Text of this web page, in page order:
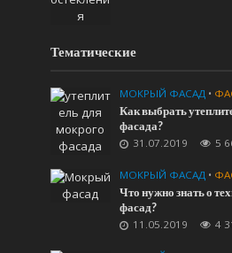
Тематические
МОКРЫЙ ФАСАД •
Как выбрать
фасада?
31.07.2019
5
МОКРЫЙ ФАСАД •
Что нужно знать о
фасад?
11.05.2019
4